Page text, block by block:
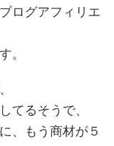
ログアフィリエ
。
てるそうで、
、もう商材が５